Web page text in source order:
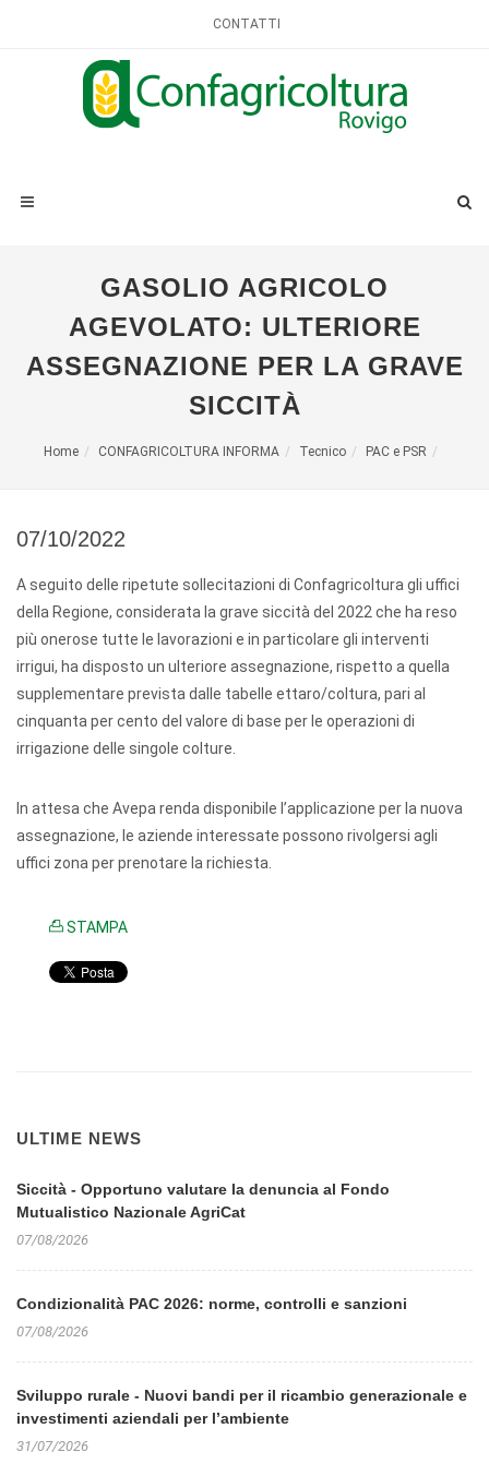
CONTATTI
GASOLIO AGRICOLO
AGEVOLATO: ULTERIORE
ASSEGNAZIONE PER LA GRAVE
SICCITÀ
Home CONFAGRICOLTURA INFORMA Tecnico PAC e PSR
07/10/2022
A seguito delle ripetute sollecitazioni di Confagricoltura gli uffici
della Regione, considerata la grave siccità del 2022 che ha reso
più onerose tutte le lavorazioni e in particolare gli interventi
irrigui, ha disposto un ulteriore assegnazione, rispetto a quella
supplementare prevista dalle tabelle ettaro/coltura, pari al
cinquanta per cento del valore di base per le operazioni di
irrigazione delle singole colture.
In attesa che Avepa renda disponibile l’applicazione per la nuova
assegnazione, le aziende interessate possono rivolgersi agli
uffici zona per prenotare la richiesta.
STAMPA
ULTIME NEWS
Siccità - Opportuno valutare la denuncia al Fondo
Mutualistico Nazionale AgriCat
07/08/2026
Condizionalità PAC 2026: norme, controlli e sanzioni
07/08/2026
Sviluppo rurale - Nuovi bandi per il ricambio generazionale e
investimenti aziendali per l’ambiente
31/07/2026